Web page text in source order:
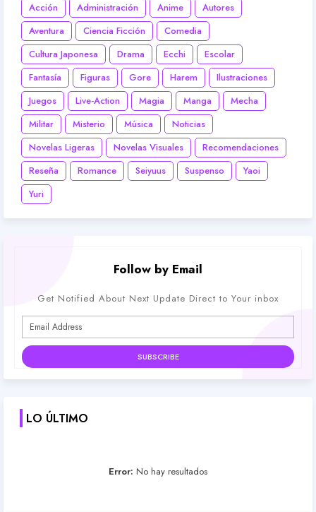
Acción Administración Anime
Autores
Aventura
Ciencia Ficción
Comedia
Cultura Japonesa
Drama Ecchi
Escolar
Fantasía
Figuras Gore Harem
Ilustraciones
Juegos
Live-Action Magia Manga
Mecha
Militar
Misterio Música
Noticias
Novelas Ligeras
Novelas Visuales
Recomendaciones
Reseña
Romance Seiyuus Suspenso
Yaoi
Yuri
Follow by Email
Get Notified About Next Update Direct to Your inbox
LO ÚLTIMO
Error: No hay resultados